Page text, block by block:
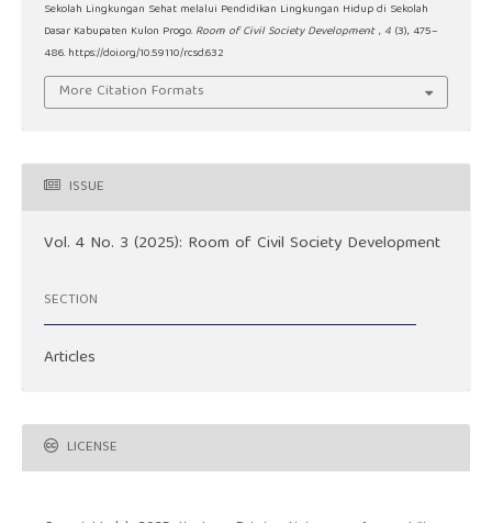
Sekolah Lingkungan Sehat melalui Pendidikan Lingkungan Hidup di Sekolah
Dasar Kabupaten Kulon Progo. Room of Civil Society Development , 4 (3), 475–
486. https://doi.org/10.59110/rcsd.632
More Citation Formats
ISSUE
Vol. 4 No. 3 (2025): Room of Civil Society Development
SECTION
Articles
LICENSE